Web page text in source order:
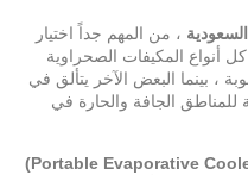
، من المهم جداً اختيار
أنواع المكيفات الصحراوية
، بينما البعض الآخر يتألق في
للمناطق الجافة والحارة في
التكييف الصحراوي المحمول (Portable Evaporative Coolers)